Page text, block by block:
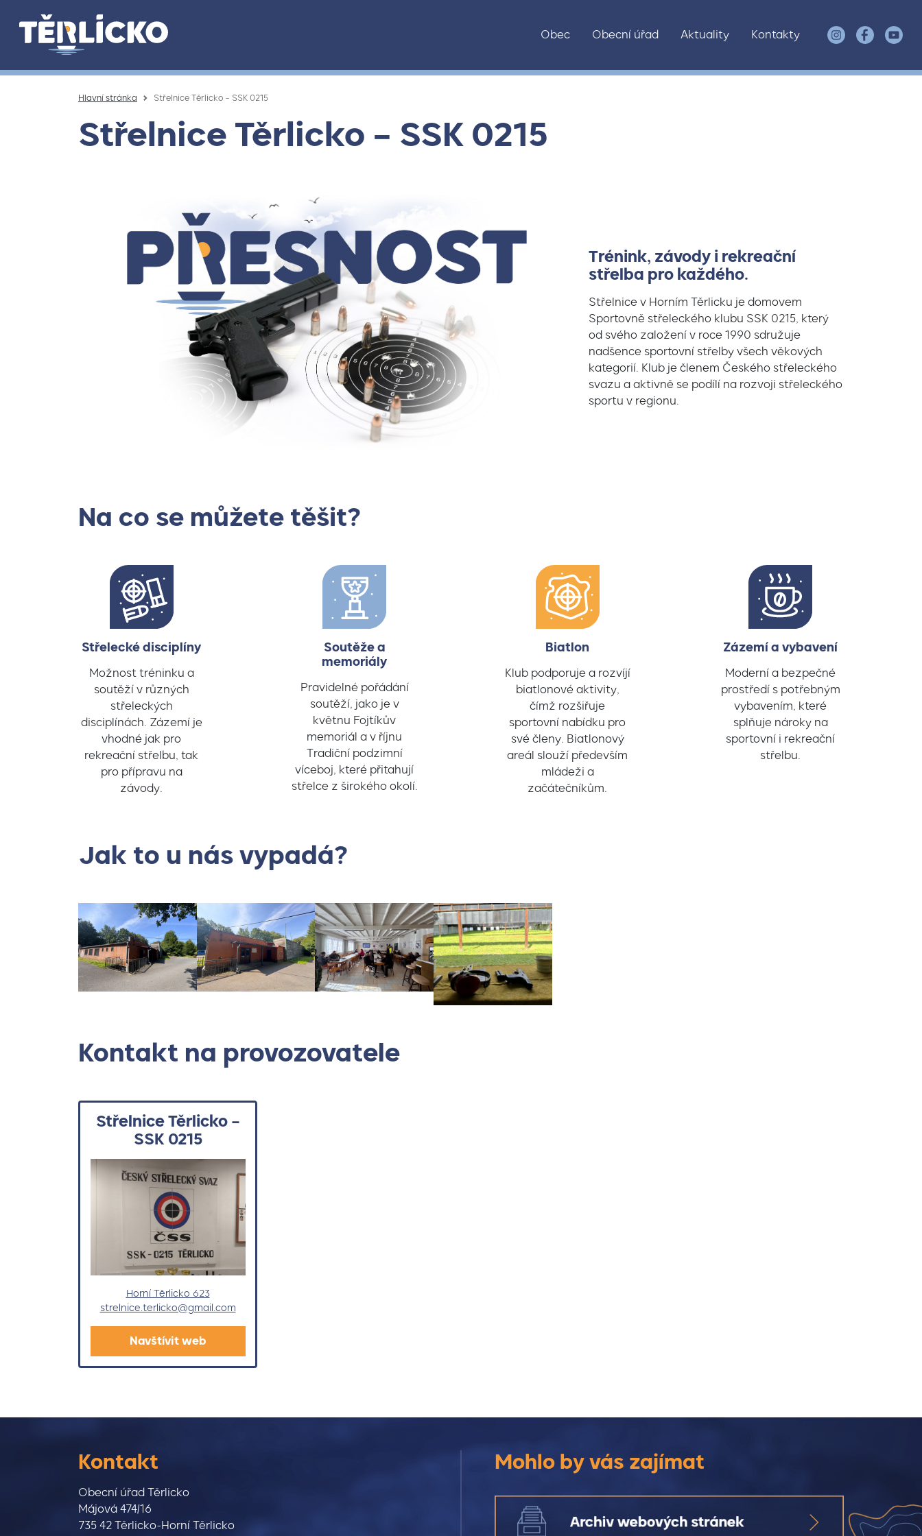
Obec Obecní úřad Aktuality Kontakty
Hlavní stránka Střelnice Těrlicko – SSK 0215
Střelnice Těrlicko – SSK 0215
Trénink, závody i rekreační
střelba pro každého.
Střelnice v Horním Těrlicku je domovem
Sportovně střeleckého klubu SSK 0215, který
od svého založení v roce 1990 sdružuje
nadšence sportovní střelby všech věkových
kategorií. Klub je členem Českého střeleckého
svazu a aktivně se podílí na rozvoji střeleckého
sportu v regionu.
Na co se můžete těšit?
Střelecké disciplíny
Možnost tréninku a
soutěží v různých
střeleckých
disciplínách. Zázemí je
vhodné jak pro
rekreační střelbu, tak
pro přípravu na
závody.
Soutěže a
memoriály
Pravidelné pořádání
soutěží, jako je v
květnu Fojtíkův
memoriál a v říjnu
Tradiční podzimní
víceboj, které přitahují
střelce z širokého okolí.
Biatlon
Klub podporuje a rozvíjí
biatlonové aktivity,
čímž rozšiřuje
sportovní nabídku pro
své členy. Biatlonový
areál slouží především
mládeži a
začátečníkům.
Zázemí a vybavení
Moderní a bezpečné
prostředí s potřebným
vybavením, které
splňuje nároky na
sportovní i rekreační
střelbu.
Jak to u nás vypadá?
Kontakt na provozovatele
Střelnice Těrlicko –
SSK 0215
Horní Těrlicko 623(otevře se v novém okně)
strelnice.terlicko@gmail.com
Navštívit webStřelnice Těrlicko – SSK 0215 (otevře se v novém okně)
Kontakt
Obecní úřad Těrlicko
Májová 474/16
735 42 Těrlicko-Horní Těrlicko
Mohlo by vás zajímat